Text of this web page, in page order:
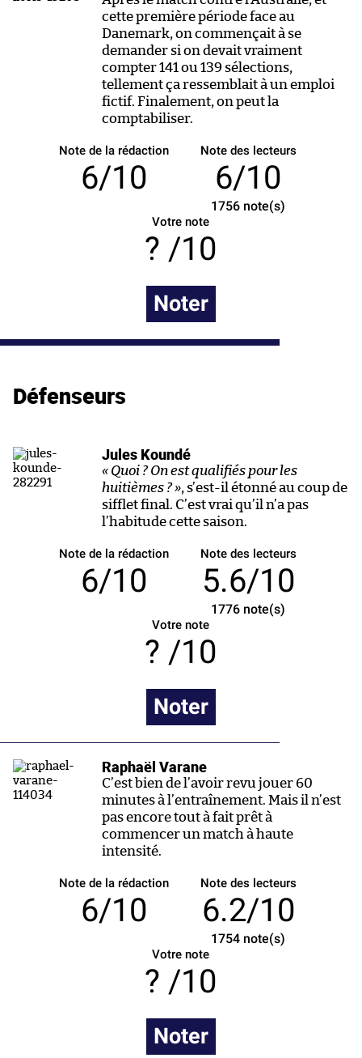
cette première période face au
Danemark, on commençait à se
demander si on devait vraiment
compter 141 ou 139 sélections,
tellement ça ressemblait à un emploi
fictif. Finalement, on peut la
comptabiliser.
Note de la rédaction
6/10
Note des lecteurs
6/10
1756 note(s)
Votre note
/10
Noter
Défenseurs
Jules Koundé
« Quoi ? On est qualifiés pour les
huitièmes ? », s’est-il étonné au coup de
sifflet final. C’est vrai qu’il n’a pas
l’habitude cette saison.
Note de la rédaction
6/10
Note des lecteurs
5.6/10
1776 note(s)
Votre note
/10
Noter
Raphaël Varane
C’est bien de l’avoir revu jouer 60
minutes à l’entraînement. Mais il n’est
pas encore tout à fait prêt à
commencer un match à haute
intensité.
Note de la rédaction
6/10
Note des lecteurs
6.2/10
1754 note(s)
Votre note
/10
Noter